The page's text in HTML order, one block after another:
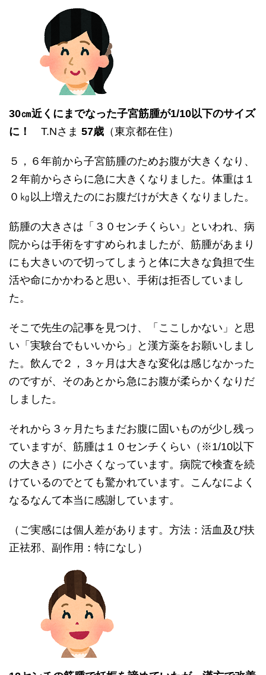
30㎝近くにまでなった子宮筋腫が1/10以下のサイズ
に！
T.Nさま 57歳 （東京都在住）
５，６年前から子宮筋腫のためお腹が大きくなり、
２年前からさらに急に大きくなりました。体重は１
０㎏以上増えたのにお腹だけが大きくなりました。
筋腫の大きさは「３０センチくらい」といわれ、病
院からは手術をすすめられましたが、筋腫があまり
にも大きいので切ってしまうと体に大きな負担で生
活や命にかかわると思い、手術は拒否していまし
た。
そこで先生の記事を見つけ、「ここしかない」と思
い「実験台でもいいから」と漢方薬をお願いしまし
た。飲んで２，３ヶ月は大きな変化は感じなかった
のですが、そのあとから急にお腹が柔らかくなりだ
しました。
それから３ヶ月たちまだお腹に固いものが少し残っ
ていますが、筋腫は１０センチくらい（※1/10以下
の大きさ）に小さくなっています。病院で検査を続
けているのでとても驚かれています。こんなによく
なるなんて本当に感謝しています。
（ご実感には個人差があります。方法：活血及び扶
正祛邪、副作用：特になし）